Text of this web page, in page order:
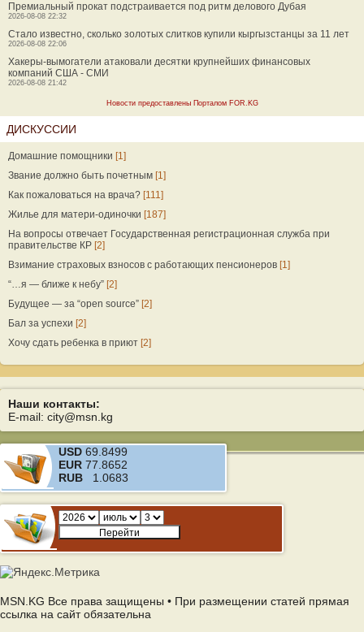
Премиальный прокат подстраивается под ритм делового Дубая
2026-08-08 22:32
Стало известно, сколько золотых слитков купили кыргызстанцы за 11 лет
2026-08-08 22:06
Хакеры-вымогатели атаковали десятки крупнейших финансовых
компаний США - СМИ
2026-08-08 21:42
Новости предоставлены Порталом FOR.KG
ДИСКУССИИ
Домашние помощники [1]
Звание должно быть почетным [1]
Как пожаловаться на врача? [111]
Жилье для матери-одиночки [187]
На вопросы отвечает Государственная регистрационная служба при
правительстве КР [2]
Взимание страховых взносов с работающих пенсионеров [1]
“…я — ближе к небу” [2]
Будущее — за “open source” [2]
Бал за успехи [2]
Хочу сдать ребенка в приют [2]
Наши контакты:
E-mail: city@msn.kg
USD 69.8499
EUR 77.8652
RUB 1.0683
MSN.KG Все права защищены • При размещении статей прямая
ссылка на сайт обязательна